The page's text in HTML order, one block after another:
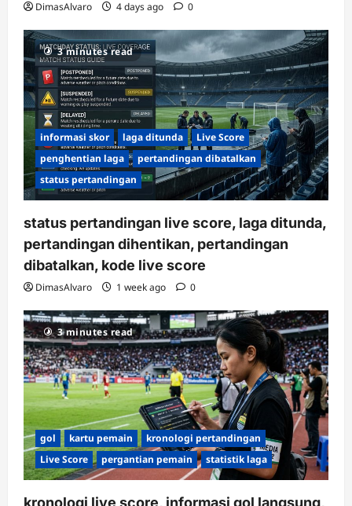
DimasAlvaro 4 days ago 0
3 minutes read
informasi skor laga ditunda
Live Score
penghentian laga
pertandingan dibatalkan
status pertandingan
status pertandingan live score, laga ditunda,
pertandingan dihentikan, pertandingan
dibatalkan, kode live score
DimasAlvaro 1 week ago 0
3 minutes read
gol kartu pemain
kronologi pertandingan
Live Score
pergantian pemain statistik laga
kronologi live score, informasi gol langsung,